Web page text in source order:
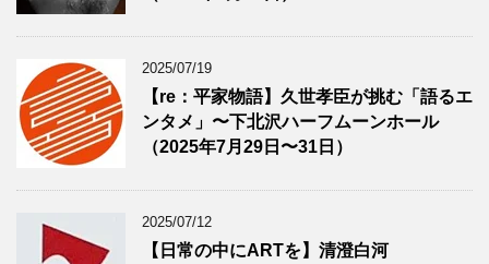
2025/07/19
【re：平家物語】久世孝臣が挑む「語るエ
ンタメ」〜下北沢ハーフムーンホール
（2025年7月29日〜31日）
2025/07/12
【日常の中にARTを】清澄白河